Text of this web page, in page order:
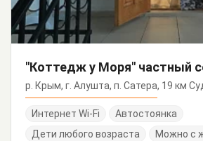
"Коттедж у Моря" частный
Интернет Wi-Fi
Автостоянка
Дети любого возраста
Можно с